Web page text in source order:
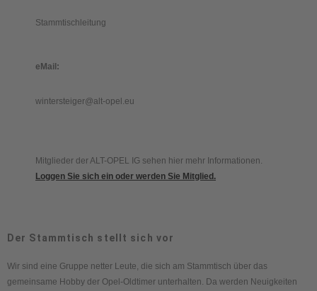
Stammtischleitung
eMail:
wintersteiger@alt-opel.eu
Mitglieder der ALT-OPEL IG sehen hier mehr Informationen.
Loggen Sie sich ein oder werden Sie Mitglied.
Der Stammtisch stellt sich vor
Wir sind eine Gruppe netter Leute, die sich am Stammtisch über das
gemeinsame Hobby der Opel-Oldtimer unterhalten. Da werden Neuigkeiten